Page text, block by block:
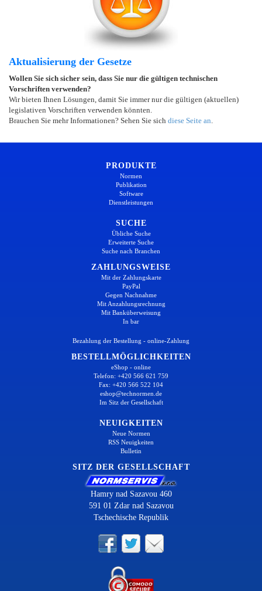
Aktualisierung der Gesetze
Wollen Sie sich sicher sein, dass Sie nur die gültigen technischen
Vorschriften verwenden?
Wir bieten Ihnen Lösungen, damit Sie immer nur die gültigen (aktuellen)
legislativen Vorschriften verwenden könnten.
Brauchen Sie mehr Informationen? Sehen Sie sich diese Seite an
PRODUKTE
Normen
Publikation
Software
Dienstleistungen
SUCHE
Übliche Suche
Erweiterte Suche
Suche nach Branchen
ZAHLUNGSWEISE
Mit der Zahlungskarte
PayPal
Gegen Nachnahme
Mit Anzahlungsrechnung
Mit Banküberweisung
In bar
Bezahlung der Bestellung - online-Zahlung
BESTELLMÖGLICHKEITEN
eShop - online
Telefon: +420 566 621 759
Fax: +420 566 522 104
eshop@technormen.de
Im Sitz der Gesellschaft
NEUIGKEITEN
Neue Normen
RSS Neuigkeiten
Bulletin
SITZ DER GESELLSCHAFT
Hamry nad Sazavou 460
591 01 Zdar nad Sazavou
Tschechische Republik